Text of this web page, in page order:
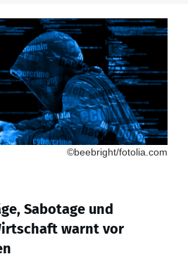
©beebright/fotolia.com
Sabotage und
warnt vor